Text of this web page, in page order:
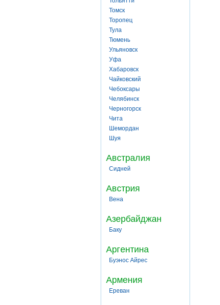
Томск
Торопец
Тула
Тюмень
Ульяновск
Уфа
Хабаровск
Чайковский
Чебоксары
Челябинск
Черногорск
Чита
Шемордан
Шуя
Австралия
Сидней
Австрия
Вена
Азербайджан
Баку
Аргентина
Буэнос Айрес
Армения
Ереван